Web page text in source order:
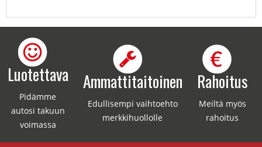
Luotettava
Pidämme
autosi takuun
voimassa
Ammattitaitoinen
Edullisempi vaihtoehto
merkkihuollolle
Rahoitus
Meiltä myös
rahoitus